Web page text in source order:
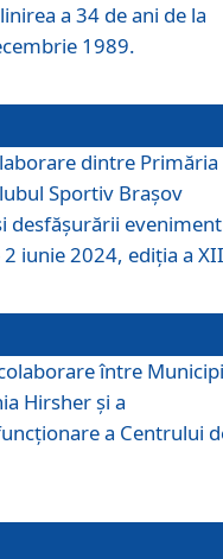
a 34 de ani de la
1989.
dintre Primăria
Sportiv Brașov
desfășurării
iunie 2024, ediția a
între
Hirsher și a
a Centrului